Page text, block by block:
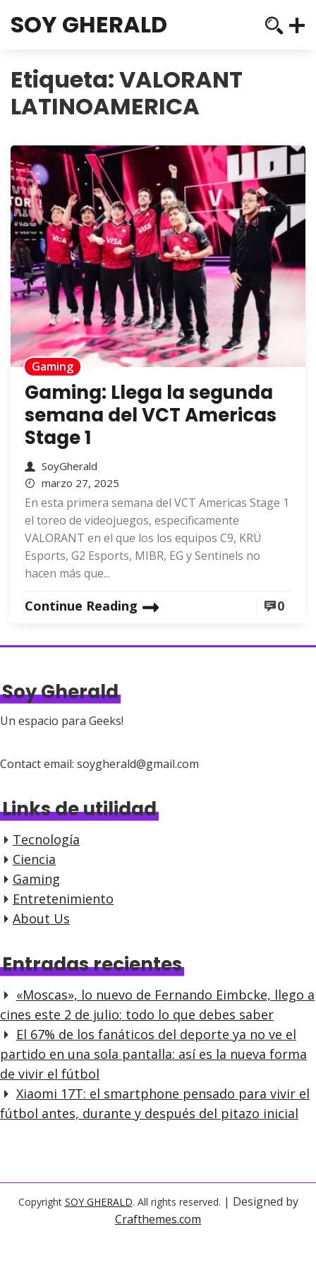
SOY GHERALD
Etiqueta:VALORANT
LATINOAMERICA
Gaming
Gaming: Llega la segunda
semana del VCT Americas
Stage 1
SoyGherald
marzo 27, 2025
En esta primera semana del VCT Americas Stage 1
el toreo de videojuegos, especificamente
VALORANT en el que los los equipos C9, KRÜ
Esports, G2 Esports, MIBR, EG y Sentinels no
hacen más que...
Continue Reading 0
Soy Gherald
Un espacio para Geeks!
Contact email: soygherald@gmail.com
Links de utilidad
Tecnología
Ciencia
Gaming
Entretenimiento
About Us
Entradas recientes
«Moscas», lo nuevo de Fernando Eimbcke, llego a
cines este 2 de julio: todo lo que debes saber
El 67% de los fanáticos del deporte ya no ve el
partido en una sola pantalla: así es la nueva forma
de vivir el fútbol
Xiaomi 17T: el smartphone pensado para vivir el
fútbol antes, durante y después del pitazo inicial
Copyright SOY GHERALD. All rights reserved. | Designed by
Crafthemes.com